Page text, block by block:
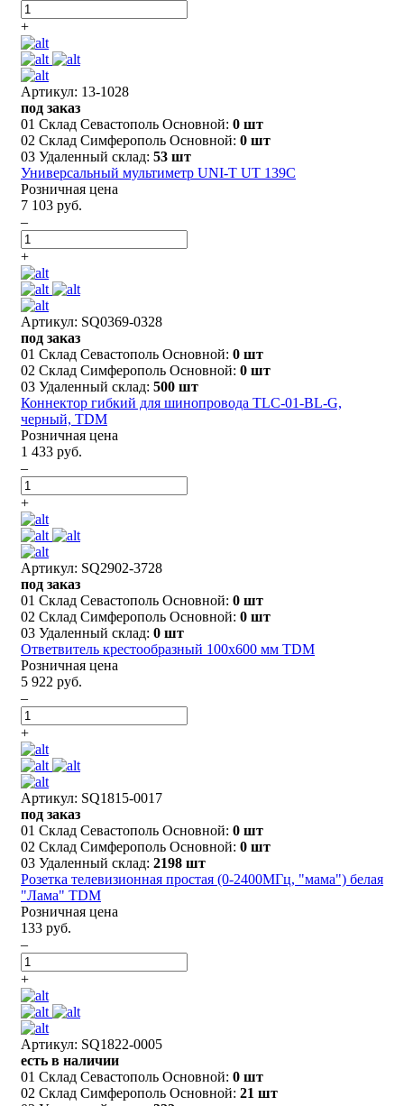
+
Артикул: 13-1028
под заказ
01 Склад Севастополь Основной: 0 шт
02 Склад Симферополь Основной: 0 шт
03 Удаленный склад: 53 шт
Универсальный мультиметр UNI-T UT 139С
Розничная цена
7 103 руб.
–
+
Артикул: SQ0369-0328
под заказ
01 Склад Севастополь Основной: 0 шт
02 Склад Симферополь Основной: 0 шт
03 Удаленный склад: 500 шт
Коннектор гибкий для шинопровода TLC-01-BL-G,
черный, TDM
Розничная цена
1 433 руб.
–
+
Артикул: SQ2902-3728
под заказ
01 Склад Севастополь Основной: 0 шт
02 Склад Симферополь Основной: 0 шт
03 Удаленный склад: 0 шт
Ответвитель крестообразный 100х600 мм TDM
Розничная цена
5 922 руб.
–
+
Артикул: SQ1815-0017
под заказ
01 Склад Севастополь Основной: 0 шт
02 Склад Симферополь Основной: 0 шт
03 Удаленный склад: 2198 шт
Розетка телевизионная простая (0-2400МГц, "мама") белая
"Лама" TDM
Розничная цена
133 руб.
–
+
Артикул: SQ1822-0005
есть в наличии
01 Склад Севастополь Основной: 0 шт
02 Склад Симферополь Основной: 21 шт